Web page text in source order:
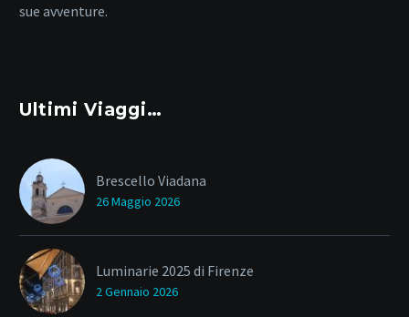
sue avventure.
Ultimi Viaggi…
Brescello Viadana
26 Maggio 2026
Luminarie 2025 di Firenze
2 Gennaio 2026